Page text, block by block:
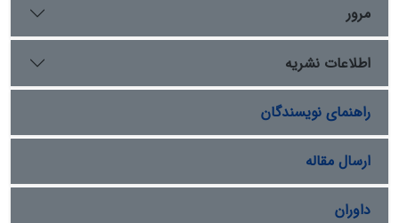
مرور
اطلاعات نشریه
راهنمای نویسندگان
ارسال مقاله
داوران